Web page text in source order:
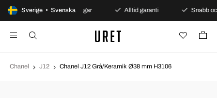
Sverige • Svenska
Säkra betalningar Alltid garanti Snabb
Chanel J12 Chanel J12 Grå/Keramik Ø38 mm H3106